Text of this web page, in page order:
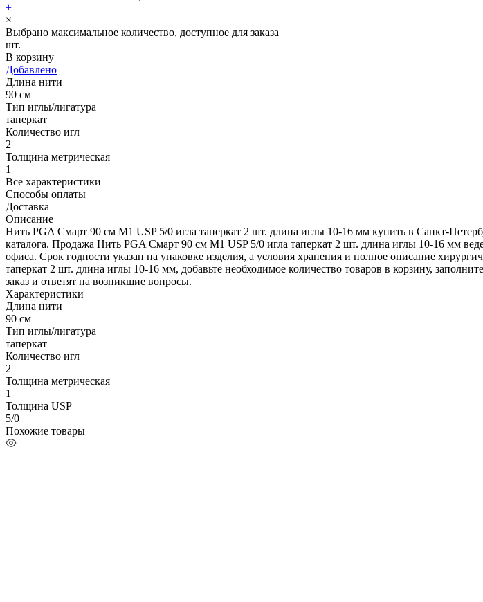
+
×
Выбрано максимальное количество, доступное для заказа
шт.
В корзину
Добавлено
Длина нити
90 см
Тип иглы/лигатура
таперкат
Количество игл
2
Толщина метрическая
1
Все характеристики
Способы оплаты
Доставка
Описание
Нить PGA Смарт 90 см М1 USP 5/0 игла таперкат 2 шт. длина иглы 10-16 мм купить в Санкт-
каталога. Продажа Нить PGA Смарт 90 см М1 USP 5/0 игла таперкат 2 шт. длина иглы 10-16 мм
офиса. Срок годности указан на упаковке изделия, а условия хранения и полное описание
таперкат 2 шт. длина иглы 10-16 мм, добавьте необходимое количество товаров в корзину,
заказ и ответят на возникшие вопросы.
Характеристики
Длина нити
90 см
Тип иглы/лигатура
таперкат
Количество игл
2
Толщина метрическая
1
Толщина USP
5/0
Похожие товары